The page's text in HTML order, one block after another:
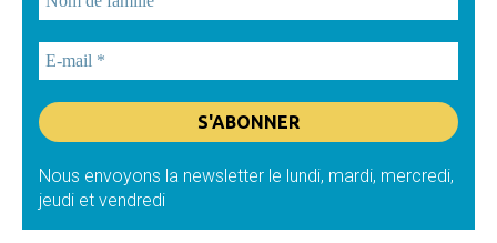
Nous envoyons la newsletter le lundi, mardi, mercredi,
jeudi et vendredi